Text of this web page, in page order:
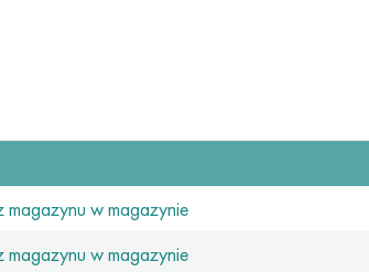
magazynu w magazynie
magazynu w magazynie